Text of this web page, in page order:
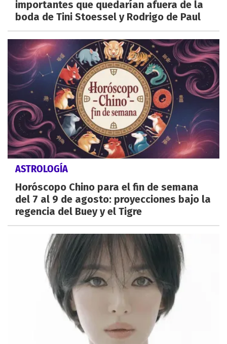
importantes que quedarían afuera de la
boda de Tini Stoessel y Rodrigo de Paul
ASTROLOGÍA
Horóscopo Chino para el fin de semana
del 7 al 9 de agosto: proyecciones bajo la
regencia del Buey y el Tigre